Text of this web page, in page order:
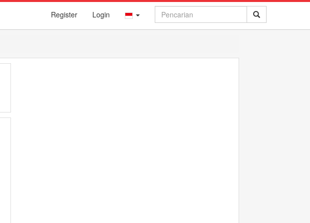
Register Login